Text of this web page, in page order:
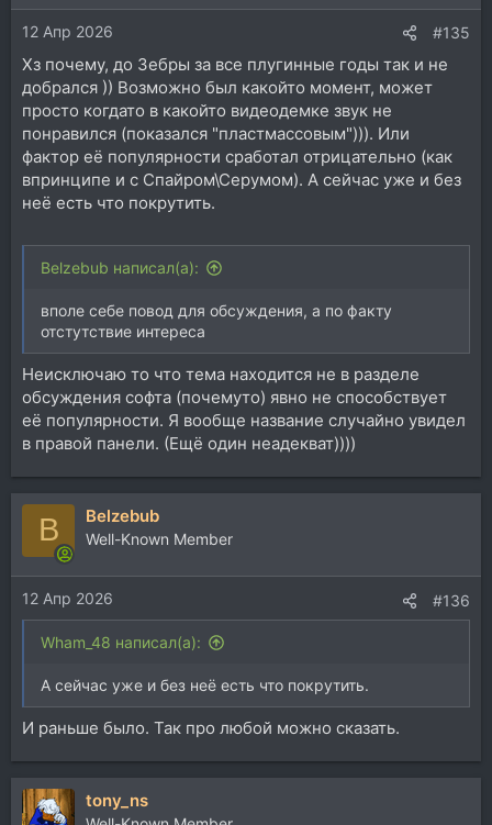
и
:12 Апр 2026 #135
Хз почему, до Зебры за все плугинные годы так и не
добрался )) Возможно был какойто момент, может
просто когдато в какойто видеодемке звук не
понравился (показался "пластмассовым"))). Или
фактор её популярности сработал отрицательно (как
впринципе и с Спайром\Серумом). А сейчас уже и без
неё есть что покрутить.
Belzebub написал(а):
вполе себе повод для обсуждения, а по факту
отстутствие интереса
Неисключаю то что тема находится не в разделе
обсуждения софта (почемуто) явно не способствует
её популярности. Я вообще название случайно увидел
в правой панели. (Ещё один неадекват))))
B Belzebub
Well-Known Member
12 Апр 2026 #136
Wham_48 написал(а):
А сейчас уже и без неё есть что покрутить.
И раньше было. Так про любой можно сказать.
tony_ns